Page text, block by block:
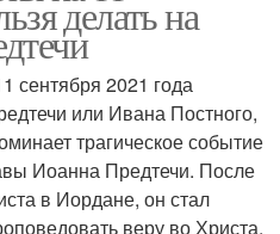
делать на
сентября 2021 года
или Ивана Постного,
трагическое событие
Иоанна Предтечи. После
в Иордане, он стал
веру во Христа.